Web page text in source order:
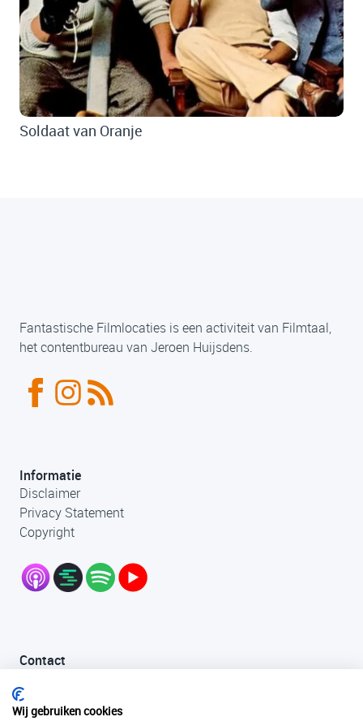
Soldaat van Oranje
Fantastische Filmlocaties is een activiteit van Filmtaal,
het contentbureau van Jeroen Huijsdens.
Informatie
Disclaimer
Privacy Statement
Copyright
Contact
info@fantastischefilmlocaties.nl
KvK Filmtaal 34120749
Wij gebruiken cookies